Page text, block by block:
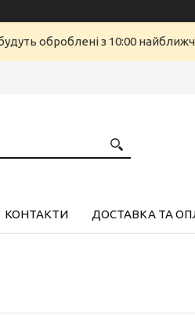
оброблені з 10:00
КОНТАКТИ ДОСТАВКА ТА